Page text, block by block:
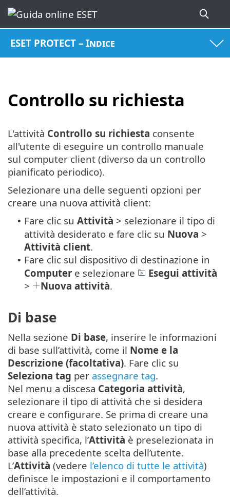
ESET PROTECT – Indice
Controllo su richiesta
L'attività Controllo su richiesta consente
all'utente di eseguire un controllo manuale
sul computer client (diverso da un controllo
pianificato periodico).
Selezionare una delle seguenti opzioni per
creare una nuova attività client:
• Fare clic su Attività > selezionare il tipo di
attività desiderato e fare clic su Nuova >
Attività client.
• Fare clic sul dispositivo di destinazione in
Computer e selezionare
Esegui attività
>
Nuova attività.
Di base
Nella sezione Di base, inserire le informazioni
di base sull’attività, come il Nome e la
Descrizione (facoltativa). Fare clic su
Seleziona tag per assegnare tag.
Nel menu a discesa Categoria attività,
selezionare il tipo di attività che si desidera
creare e configurare. Se prima di creare una
nuova attività è stato selezionato un tipo di
attività specifica, l’Attività è preselezionata in
base alla precedente scelta dell’utente.
L’Attività (vedere l’elenco di tutte le attività)
definisce le impostazioni e il comportamento
dell’attività.